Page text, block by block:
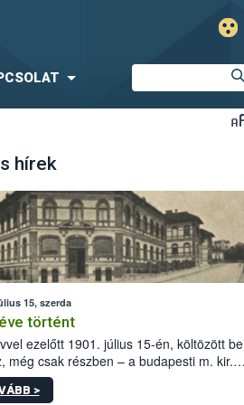
hírek
15, szerda
történt
ezelőtt 1901. július 15-én, költözött be
még csak részben – a budapesti m. kir.
állomás a Kis Rókus utca
alatti, Czigler Győző által tervezett új
>